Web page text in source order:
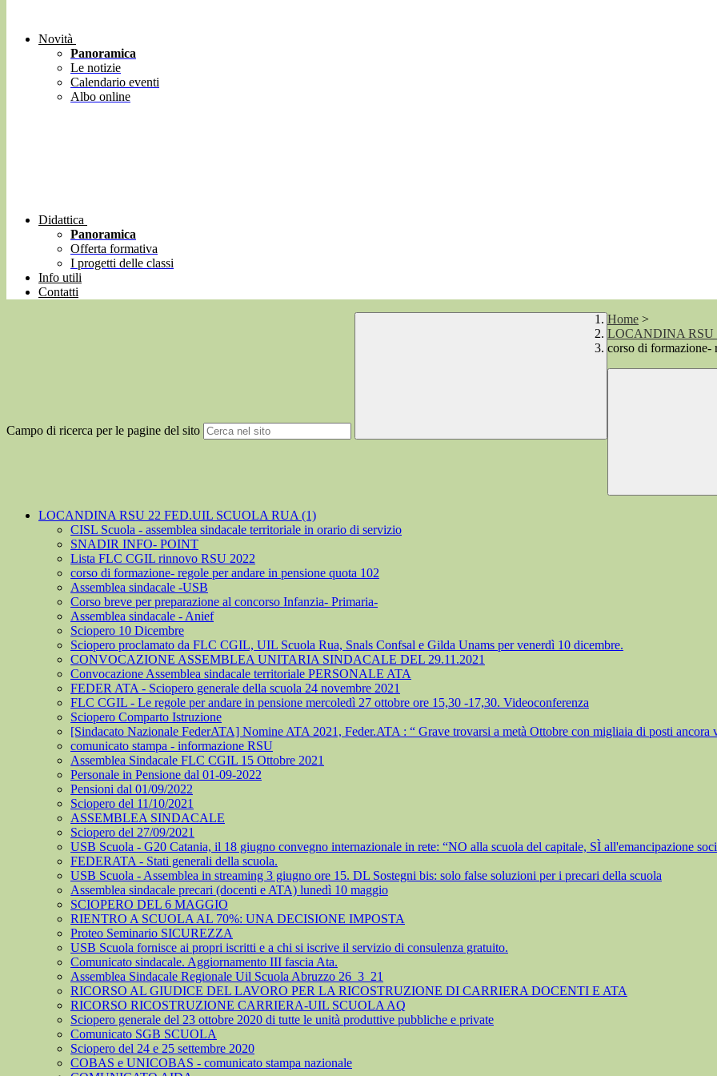
Novità
Panoramica
Le notizie
Calendario eventi
Albo online
Didattica
Panoramica
Offerta formativa
I progetti delle classi
Info utili
Contatti
Campo di ricerca per le pagine del sito
Home >
LOCANDINA RSU
corso di formazione-
LOCANDINA RSU 22 FED.UIL SCUOLA RUA (1)
CISL Scuola - assemblea sindacale territoriale in orario di servizio
SNADIR INFO- POINT
Lista FLC CGIL rinnovo RSU 2022
corso di formazione- regole per andare in pensione quota 102
Assemblea sindacale -USB
Corso breve per preparazione al concorso Infanzia- Primaria-
Assemblea sindacale - Anief
Sciopero 10 Dicembre
Sciopero proclamato da FLC CGIL, UIL Scuola Rua, Snals Confsal e Gilda Unams per venerdì 10 dicembre.
CONVOCAZIONE ASSEMBLEA UNITARIA SINDACALE DEL 29.11.2021
Convocazione Assemblea sindacale territoriale PERSONALE ATA
FEDER ATA - Sciopero generale della scuola 24 novembre 2021
FLC CGIL - Le regole per andare in pensione mercoledì 27 ottobre ore 15,30 -17,30. Videoconferenza
Sciopero Comparto Istruzione
[Sindacato Nazionale FederATA] Nomine ATA 2021, Feder.ATA : “ Grave trovarsi a metà Ottobre con migliaia di posti ancora
comunicato stampa - informazione RSU
Assemblea Sindacale FLC CGIL 15 Ottobre 2021
Personale in Pensione dal 01-09-2022
Pensioni dal 01/09/2022
Sciopero del 11/10/2021
ASSEMBLEA SINDACALE
Sciopero del 27/09/2021
USB Scuola - G20 Catania, il 18 giugno convegno internazionale in rete: “NO alla scuola del capitale, SÌ all'emancipazione
FEDERATA - Stati generali della scuola.
USB Scuola - Assemblea in streaming 3 giugno ore 15. DL Sostegni bis: solo false soluzioni per i precari della scuola
Assemblea sindacale precari (docenti e ATA) lunedì 10 maggio
SCIOPERO DEL 6 MAGGIO
RIENTRO A SCUOLA AL 70%: UNA DECISIONE IMPOSTA
Proteo Seminario SICUREZZA
USB Scuola fornisce ai propri iscritti e a chi si iscrive il servizio di consulenza gratuito.
Comunicato sindacale. Aggiornamento III fascia Ata.
Assemblea Sindacale Regionale Uil Scuola Abruzzo 26_3_21
RICORSO AL GIUDICE DEL LAVORO PER LA RICOSTRUZIONE DI CARRIERA DOCENTI E ATA
RICORSO RICOSTRUZIONE CARRIERA-UIL SCUOLA AQ
Sciopero generale del 23 ottobre 2020 di tutte le unità produttive pubbliche e private
Comunicato SGB SCUOLA
Sciopero del 24 e 25 settembre 2020
COBAS e UNICOBAS - comunicato stampa nazionale